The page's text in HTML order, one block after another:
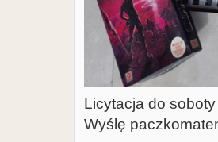
Licytacja do
Wyślę